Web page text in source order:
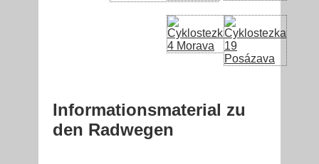
Informationsmaterial zu
den Radwegen